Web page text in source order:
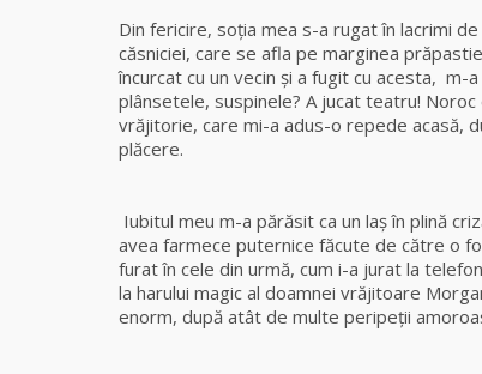
Din fericire, soția mea s-a rugat în lacrimi
căsniciei, care se afla pe marginea
încurcat cu un vecin şi a fugit cu acesta,
plânsetele, suspinele? A jucat teatru!
vrăjitorie, care mi-a adus-o repede acasă,
plăcere.
Iubitul meu m-a părăsit ca un laș în plină
avea farmece puternice făcute de către o
furat în cele din urmă, cum i-a jurat la
la harului magic al doamnei vrăjitoare
enorm, după atât de multe peripeții